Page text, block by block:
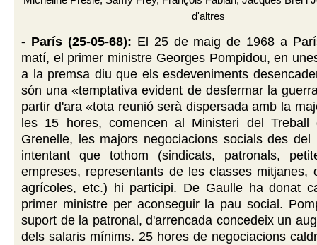
d'altres
- París (25-05-68): El 25 de maig de 1968 a
matí, el primer ministre Georges Pompidou, en
a la premsa diu que els esdeveniments
són una «temptativa evident de desfermar la
partir d'ara «tota reunió serà dispersada amb la
les 15 hores, comencen al Ministeri del
Grenelle, les majors negociacions socials des del
intentant que tothom (sindicats, patronals,
empreses, representants de les classes mitjanes,
agrícoles, etc.) hi participi. De Gaulle ha donat
primer ministre per aconseguir la pau social.
suport de la patronal, d'arrencada concedeix un
dels salaris mínims. 25 hores de negociacions